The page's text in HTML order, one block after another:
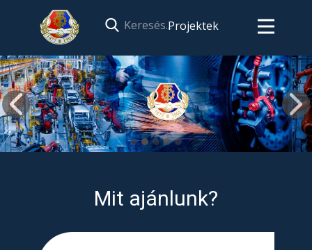
Projektek
Mit ajánlunk?